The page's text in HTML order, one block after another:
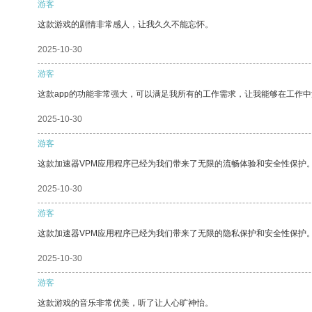
游客
这款游戏的剧情非常感人，让我久久不能忘怀。
2025-10-30
游客
这款app的功能非常强大，可以满足我所有的工作需求，让我能够在工作中
2025-10-30
游客
这款加速器VPM应用程序已经为我们带来了无限的流畅体验和安全性保护。
2025-10-30
游客
这款加速器VPM应用程序已经为我们带来了无限的隐私保护和安全性保护。
2025-10-30
游客
这款游戏的音乐非常优美，听了让人心旷神怡。